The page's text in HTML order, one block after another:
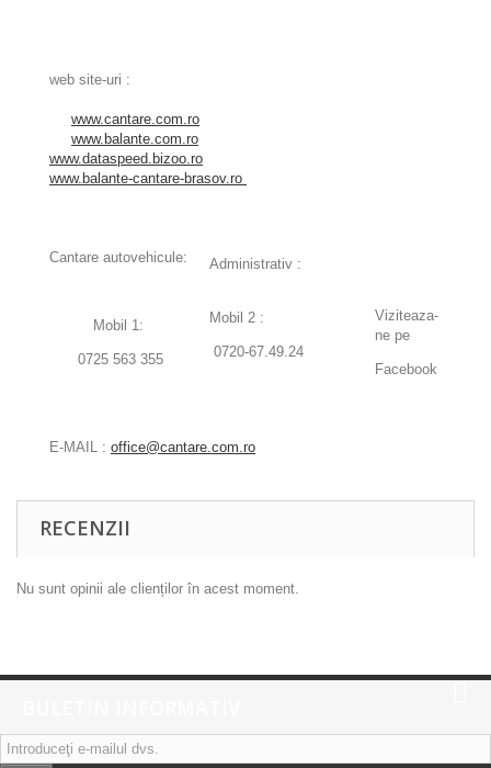
web site-uri :
www.cantare.com.ro
www.balante.com.ro
www.dataspeed.bizoo.ro
www.balante-cantare-brasov.ro
Cantare autovehicule:
Mobil 1:
0725 563 355
Administrativ :
Mobil 2 :
0720-67.49.24
Viziteaza-
ne pe
Facebook
E-MAIL : office@cantare.com.ro
RECENZII
Nu sunt opinii ale clienților în acest moment.